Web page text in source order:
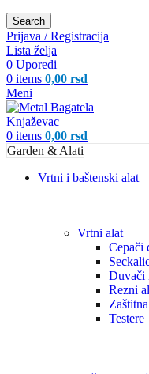
Search
Prijava / Registracija
Lista želja
0 Uporedi
0 items 0,00 rsd
Meni
0 items 0,00 rsd
Garden & Alati
Vrtni i baštenski alat
Vrtni alat
Cepači
Duvači
Rezni
Testere